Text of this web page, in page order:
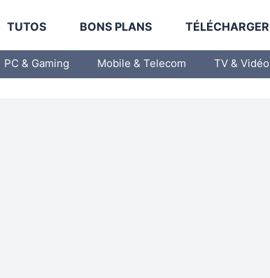
TUTOS BONS PLANS TÉLÉCHARGER
PC & Gaming Mobile & Telecom TV & Vidéo